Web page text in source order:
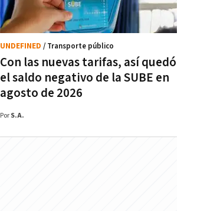
Con las nuevas tarifas, así quedó
el saldo negativo de la SUBE en
agosto de 2026
UNDEFINED / Transporte público
Por S.A.